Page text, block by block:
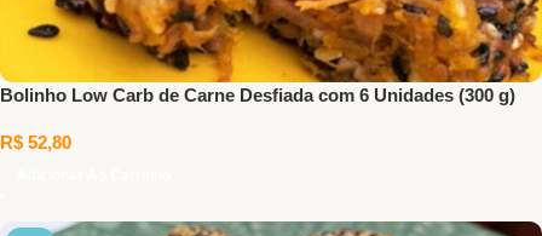
Bolinho Low Carb de Carne Desfiada com 6 Unidades (300 g)
R$ 52,80